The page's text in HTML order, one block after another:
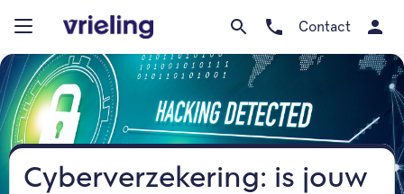
Contact
Cyberverzekering: is jouw